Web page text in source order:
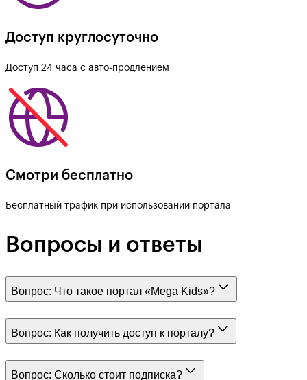
Доступ круглосуточно
Доступ 24 часа с авто-продлением
Смотри бесплатно
Бесплатный трафик при использовании портала
Вопросы и ответы
Вопрос: Что такое портал «Mega Kids»?
Вопрос: Как получить доступ к порталу?
Вопрос: Сколько стоит подписка?